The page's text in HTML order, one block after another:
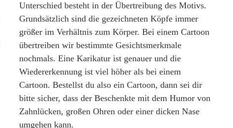
Unterschied besteht in der Übertreibung des Motivs.
Grundsätzlich sind die gezeichneten Köpfe immer
größer im Verhältnis zum Körper. Bei einem Cartoon
übertreiben wir bestimmte Gesichtsmerkmale
nochmals. Eine Karikatur ist genauer und die
Wiedererkennung ist viel höher als bei einem
Cartoon. Bestellst du also ein Cartoon, dann sei dir
bitte sicher, dass der Beschenkte mit dem Humor von
Zahnlücken, großen Ohren oder einer dicken Nase
umgehen kann.